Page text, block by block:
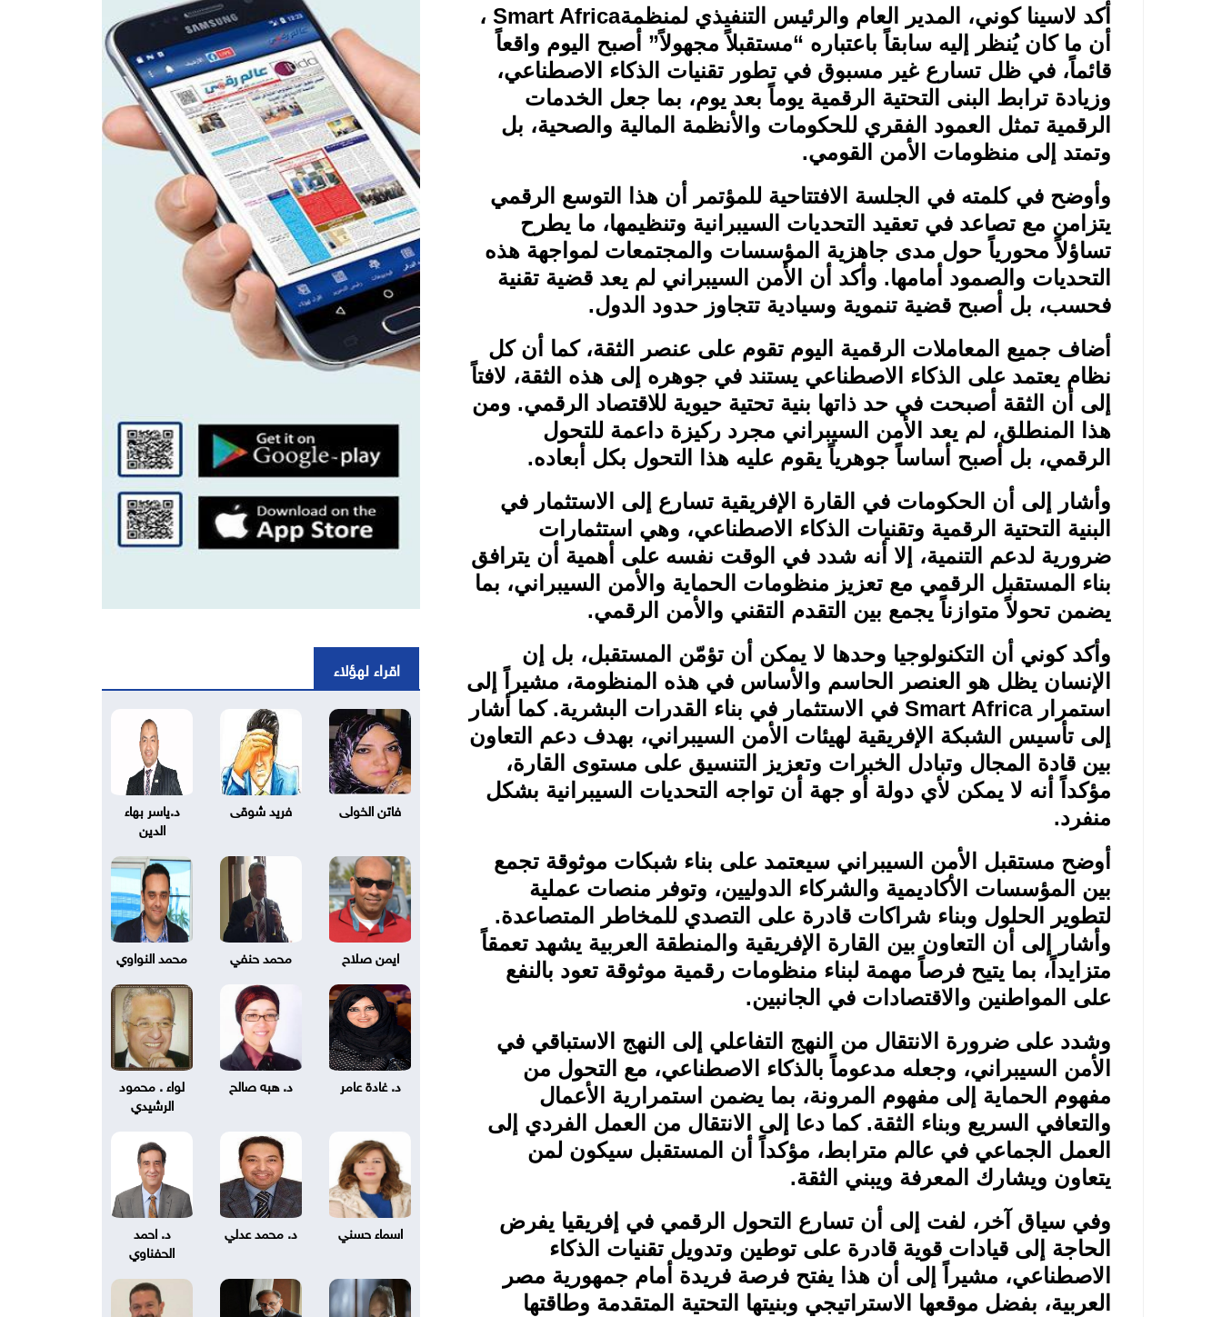
أكد لاسينا كوني، المدير العام والرئيس التنفيذي لمنظمةSmart Africa ،
أن ما كان يُنظر إليه سابقاً باعتباره “مستقبلاً مجهولاً” أصبح اليوم واقعاً
قائماً، في ظل تسارع غير مسبوق في تطور تقنيات الذكاء الاصطناعي،
وزيادة ترابط البنى التحتية الرقمية يوماً بعد يوم، بما جعل الخدمات
الرقمية تمثل العمود الفقري للحكومات والأنظمة المالية والصحية، بل
وتمتد إلى منظومات الأمن القومي.
وأوضح في كلمته في الجلسة الافتتاحية للمؤتمر أن هذا التوسع الرقمي
يتزامن مع تصاعد في تعقيد التحديات السيبرانية وتنظيمها، ما يطرح
تساؤلاً محورياً حول مدى جاهزية المؤسسات والمجتمعات لمواجهة هذه
التحديات والصمود أمامها. وأكد أن الأمن السيبراني لم يعد قضية تقنية
فحسب، بل أصبح قضية تنموية وسيادية تتجاوز حدود الدول.
أضاف جميع المعاملات الرقمية اليوم تقوم على عنصر الثقة، كما أن كل
نظام يعتمد على الذكاء الاصطناعي يستند في جوهره إلى هذه الثقة، لافتاً
إلى أن الثقة أصبحت في حد ذاتها بنية تحتية حيوية للاقتصاد الرقمي. ومن
هذا المنطلق، لم يعد الأمن السيبراني مجرد ركيزة داعمة للتحول
الرقمي، بل أصبح أساساً جوهرياً يقوم عليه هذا التحول بكل أبعاده.
وأشار إلى أن الحكومات في القارة الإفريقية تسارع إلى الاستثمار في
البنية التحتية الرقمية وتقنيات الذكاء الاصطناعي، وهي استثمارات
ضرورية لدعم التنمية، إلا أنه شدد في الوقت نفسه على أهمية أن يترافق
بناء المستقبل الرقمي مع تعزيز منظومات الحماية والأمن السيبراني، بما
يضمن تحولاً متوازناً يجمع بين التقدم التقني والأمن الرقمي.
وأكد كوني أن التكنولوجيا وحدها لا يمكن أن تؤمّن المستقبل، بل إن
الإنسان يظل هو العنصر الحاسم والأساس في هذه المنظومة، مشيراً إلى
استمرار Smart Africa في الاستثمار في بناء القدرات البشرية. كما أشار
إلى تأسيس الشبكة الإفريقية لهيئات الأمن السيبراني، بهدف دعم التعاون
بين قادة المجال وتبادل الخبرات وتعزيز التنسيق على مستوى القارة،
مؤكداً أنه لا يمكن لأي دولة أو جهة أن تواجه التحديات السيبرانية بشكل
منفرد.
أوضح مستقبل الأمن السيبراني سيعتمد على بناء شبكات موثوقة تجمع
بين المؤسسات الأكاديمية والشركاء الدوليين، وتوفر منصات عملية
لتطوير الحلول وبناء شراكات قادرة على التصدي للمخاطر المتصاعدة.
وأشار إلى أن التعاون بين القارة الإفريقية والمنطقة العربية يشهد تعمقاً
متزايداً، بما يتيح فرصاً مهمة لبناء منظومات رقمية موثوقة تعود بالنفع
على المواطنين والاقتصادات في الجانبين.
وشدد على ضرورة الانتقال من النهج التفاعلي إلى النهج الاستباقي في
الأمن السيبراني، وجعله مدعوماً بالذكاء الاصطناعي، مع التحول من
مفهوم الحماية إلى مفهوم المرونة، بما يضمن استمرارية الأعمال
والتعافي السريع وبناء الثقة. كما دعا إلى الانتقال من العمل الفردي إلى
العمل الجماعي في عالم مترابط، مؤكداً أن المستقبل سيكون لمن
يتعاون ويشارك المعرفة ويبني الثقة.
وفي سياق آخر، لفت إلى أن تسارع التحول الرقمي في إفريقيا يفرض
الحاجة إلى قيادات قوية قادرة على توطين وتدويل تقنيات الذكاء
الاصطناعي، مشيراً إلى أن هذا يفتح فرصة فريدة أمام جمهورية مصر
العربية، بفضل موقعها الاستراتيجي وبنيتها التحتية المتقدمة وطاقتها
اقراء لهؤلاء
فاتن الخولى فريد شوقى
د.ياسر بهاء
الدين
ايمن صلاح محمد حنفي محمد النواوي
د. غادة عامر د. هبه صالح
لواء . محمود
الرشيدي
اسماء حسني د. محمد عدلي
د. احمد
الحفناوي